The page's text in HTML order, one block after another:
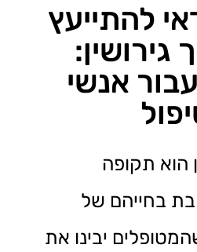
להתייעץ
גירושין:
אנשי
הוא תקופה
בחייהם של
יבינו את